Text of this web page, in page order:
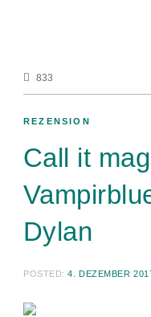
833
REZENSION
Call it
Dylan
POSTED:4. DEZEMBER